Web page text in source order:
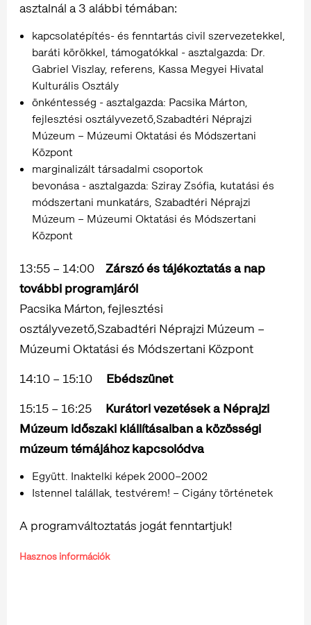
asztalnál a 3 alábbi témában:
kapcsolatépítés- és fenntartás civil szervezetekkel,
baráti körökkel, támogatókkal - asztalgazda: Dr.
Gabriel Viszlay, referens, Kassa Megyei Hivatal
Kulturális Osztály
önkéntesség - asztalgazda: Pacsika Márton,
fejlesztési osztályvezető,Szabadtéri Néprajzi
Múzeum – Múzeumi Oktatási és Módszertani
Központ
marginalizált társadalmi csoportok
bevonása - asztalgazda: Sziray Zsófia, kutatási és
módszertani munkatárs, Szabadtéri Néprajzi
Múzeum – Múzeumi Oktatási és Módszertani
Központ
13:55 – 14:00 Zárszó és tájékoztatás a nap
további programjáról
Pacsika Márton, fejlesztési
osztályvezető,Szabadtéri Néprajzi Múzeum –
Múzeumi Oktatási és Módszertani Központ
14:10 – 15:10 Ebédszünet
15:15 – 16:25 Kurátori vezetések a Néprajzi
Múzeum időszaki kiállításaiban a közösségi
múzeum témájához kapcsolódva
Együtt. Inaktelki képek 2000–2002
Istennel talállak, testvérem! – Cigány történetek
A programváltoztatás jogát fenntartjuk!
Hasznos információk